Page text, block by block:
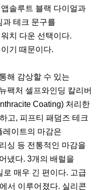
솔루트 블랙 다이얼과
과 테크 문구를
치 다운 선택이다.
기 때문이다.
해 감상할 수 있는
팩처 셀프와인딩 칼리버
Coating) 처리한
고, 피프티 패덤즈 테크
레이트의 마감은
싱 등 전통적인 마감을
냈다. 3개의 배럴을
매우 긴 편이다. 고급
서 이루어졌다. 실리콘